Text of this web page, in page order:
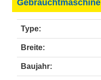
Gebrauchtmaschine
Type:
Breite:
Baujahr: